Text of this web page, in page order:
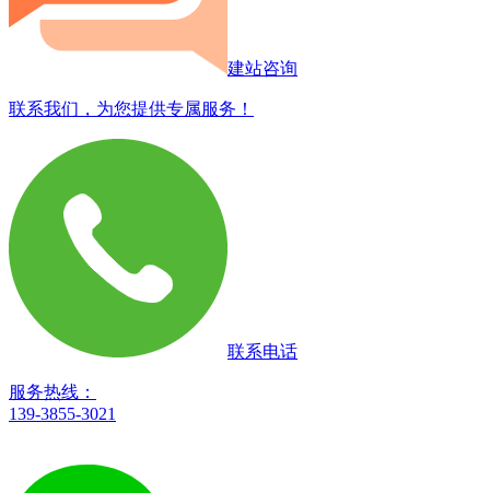
建站咨询
联系我们，为您提供专属服务！
联系电话
服务热线：
139-3855-3021